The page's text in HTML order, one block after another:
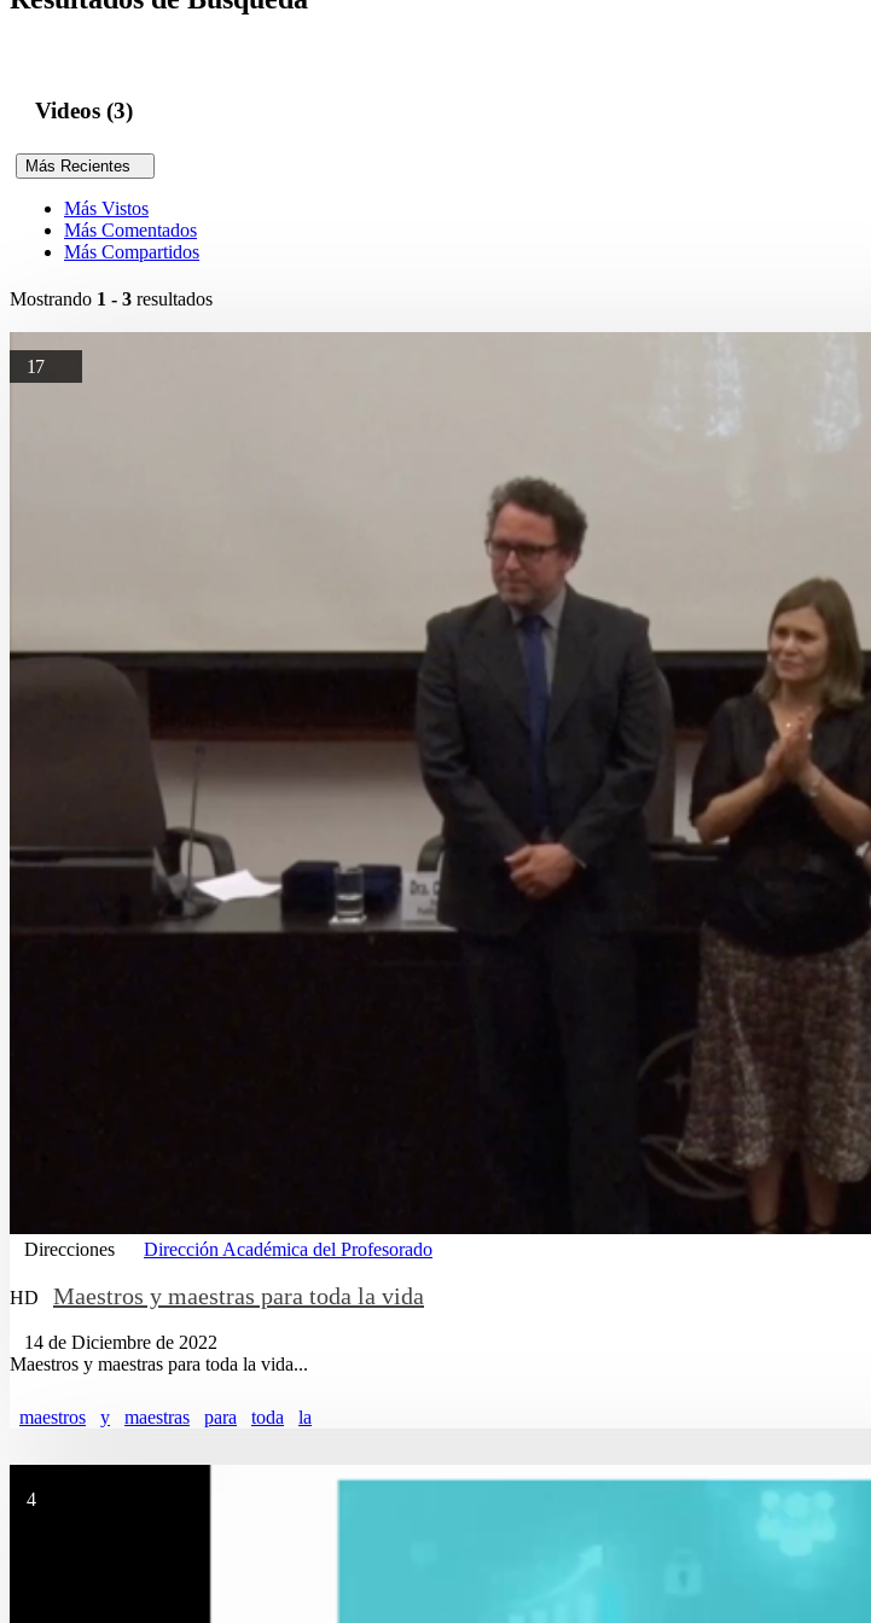
Videos (3)
Más Recientes
Más Vistos
Más Comentados
Más Compartidos
Mostrando 1 - 3 resultados
17
Direcciones Dirección Académica del Profesorado
HD Maestros y maestras para toda la vida
14 de Diciembre de 2022
Maestros y maestras para toda la vida...
maestros y maestras para toda la
4